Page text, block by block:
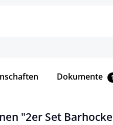
Dokumente 1
"2er Set